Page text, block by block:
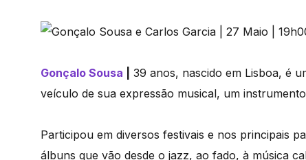
Gonçalo Sousa
39 anos, nascido em Lisboa, é
veículo de sua expressão musical, um
Participou em diversos festivais e nos principais
álbuns que vão desde o jazz, ao fado, à música